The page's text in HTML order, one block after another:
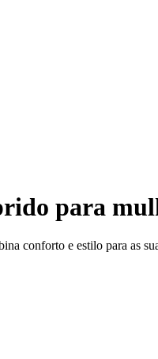
para
conforto e estilo para as